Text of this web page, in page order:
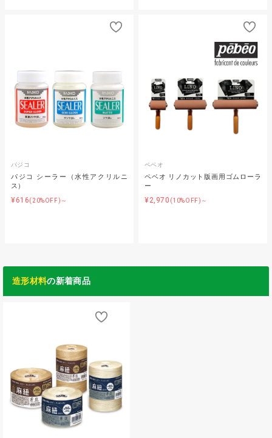
パジコ
パジコ シーラー（水性アクリルニ
ス）
¥616(20%OFF)～
ペベオ
ペベオ リノカット版画用ゴムローラ
ー
¥2,970 (10%OFF)～
造形材料の新着商品